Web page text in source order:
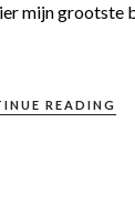
mijn grootste
READING